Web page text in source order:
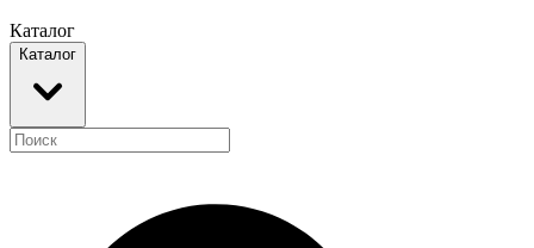
Каталог
Каталог